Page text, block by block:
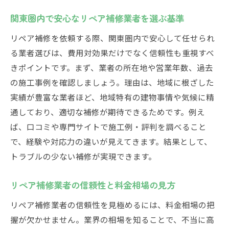
関東圏内で安心なリペア補修業者を選ぶ基準
リペア補修を依頼する際、関東圏内で安心して任せられ
る業者選びは、費用対効果だけでなく信頼性も重視すべ
きポイントです。まず、業者の所在地や営業年数、過去
の施工事例を確認しましょう。理由は、地域に根ざした
実績が豊富な業者ほど、地域特有の建物事情や気候に精
通しており、適切な補修が期待できるためです。例え
ば、口コミや専門サイトで施工例・評判を調べること
で、経験や対応力の違いが見えてきます。結果として、
トラブルの少ない補修が実現できます。
リペア補修業者の信頼性と料金相場の見方
リペア補修業者の信頼性を見極めるには、料金相場の把
握が欠かせません。業界の相場を知ることで、不当に高